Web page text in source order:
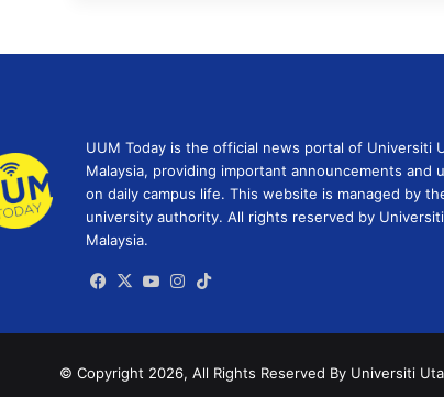
UUM Today is the official news portal of Universiti
Malaysia, providing important announcements and
on daily campus life. This website is managed by
university authority. All rights reserved by
Malaysia.
Facebook
X YouTubeInstagram
© Copyright 2026, All Rights Reserved By Universiti